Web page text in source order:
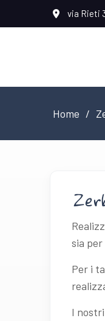
via Rieti
Home
sia
Per i
I